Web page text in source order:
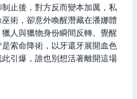
止後，對方反而變本加厲，私
術，卻意外喚醒潛藏在潘娜體
人與獵物身份瞬間反轉。覺醒
索命降術，以牙還牙展開血色
引爆，誰也別想活著離開這場